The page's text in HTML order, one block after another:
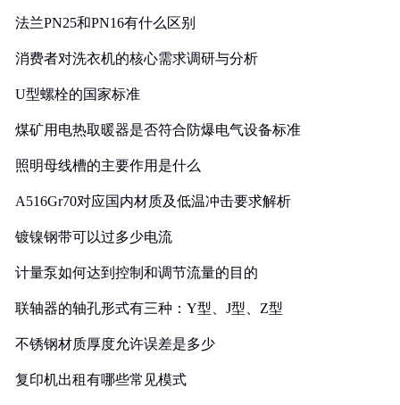
法兰PN25和PN16有什么区别
消费者对洗衣机的核心需求调研与分析
U型螺栓的国家标准
煤矿用电热取暖器是否符合防爆电气设备标准
照明母线槽的主要作用是什么
A516Gr70对应国内材质及低温冲击要求解析
镀镍钢带可以过多少电流
计量泵如何达到控制和调节流量的目的
联轴器的轴孔形式有三种：Y型、J型、Z型
不锈钢材质厚度允许误差是多少
复印机出租有哪些常见模式